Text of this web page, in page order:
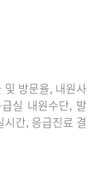
방문율, 내원사
실 내원수단, 발
간, 응급진료 결